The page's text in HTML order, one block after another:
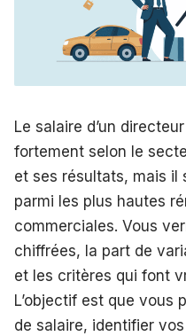
Le salaire d’un
fortement selon le
et ses résultats, mais il
parmi les plus hautes
commerciales. Vous
chiffrées, la part de
et les critères qui font
L’objectif est que vous
de salaire, identifier